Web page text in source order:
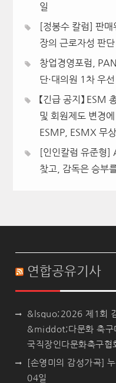
일
[정봉수 칼럼] 판매
장의 근로자성 판단
창업경영포럼,
단·대의원 1차 우
【긴급 공지】
및 회원제도 변경
ESMP, ESMX 무
[인인칼럼 유준형]
찾고, 감독은 승부
연합공유기사
&lsquo;2026 제1회
&middot;다문화 축구
국직장인다문화축구협
[손영미의 감성가곡]
04일